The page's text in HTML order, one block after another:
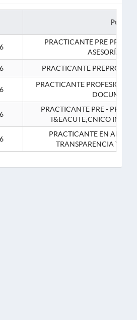
Puesto
PRACTICANTE PRE
ASESORÍA
PRACTICANTE
PRACTICANTE
PRACTICANTE PRE -
T&EACUTE;CNICO
PRACTICANTE EN APOYO
TRANSPARENCIA Y